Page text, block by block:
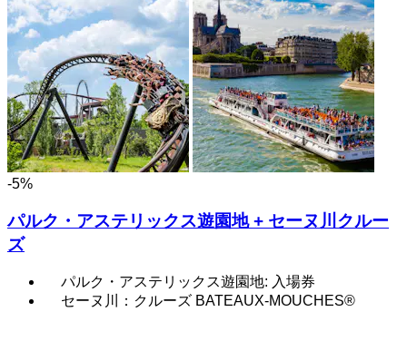
-5%
パルク・アステリックス遊園地 + セーヌ川クルー
ズ
パルク・アステリックス遊園地: 入場券
セーヌ川：クルーズ BATEAUX-MOUCHES®